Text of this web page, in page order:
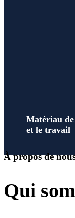
Matériau
et le travail
À propos de
Qui